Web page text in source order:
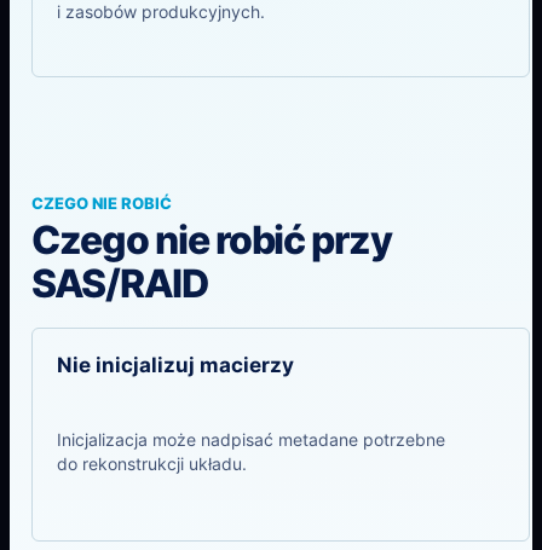
i zasobów produkcyjnych.
CZEGO NIE ROBIĆ
Czego nie robić przy
SAS/RAID
Nie inicjalizuj macierzy
Inicjalizacja może nadpisać metadane potrzebne
do rekonstrukcji układu.